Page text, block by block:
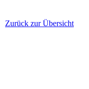
Zurück zur Übersicht